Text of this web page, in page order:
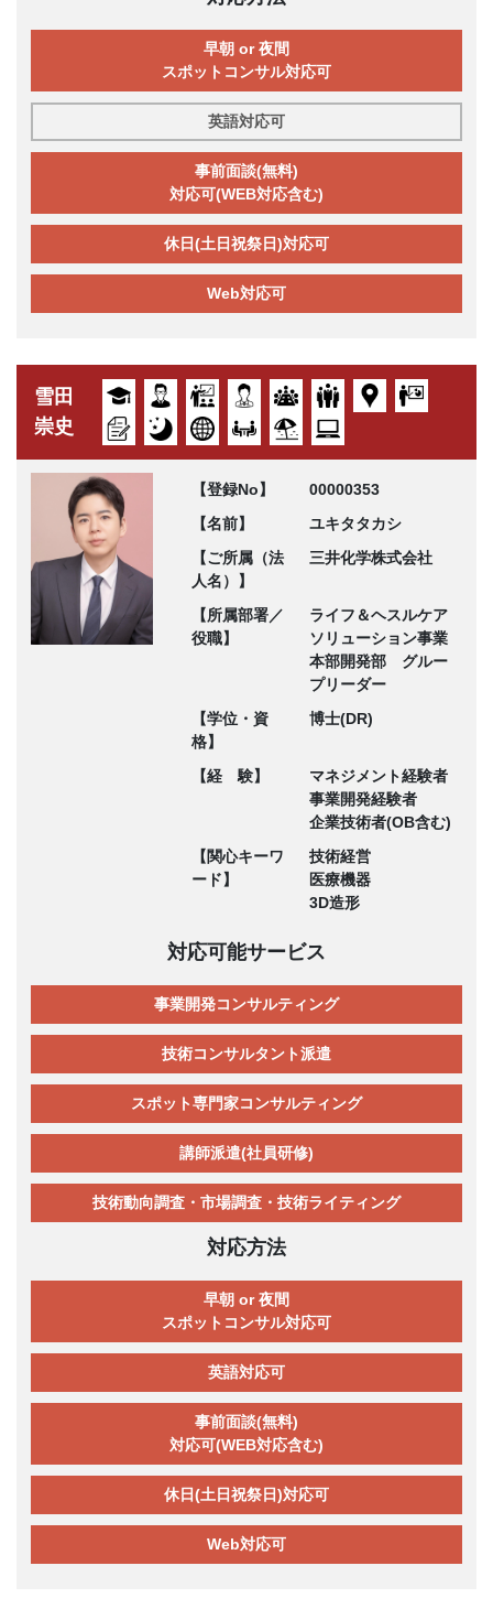
早朝 or 夜間
スポットコンサル対応可
英語対応可
事前面談(無料)
対応可(WEB対応含む)
休日(土日祝祭日)対応可
Web対応可
雪田
崇史
【登録No】
00000353
【名前】
ユキタタカシ
【ご所属（法
人名）】
三井化学株式会社
【所属部署／
役職】
ライフ＆ヘスルケア
ソリューション事業
本部開発部 グルー
プリーダー
【学位・資
格】
博士(DR)
【経 験】
マネジメント経験者
事業開発経験者
企業技術者(OB含む)
【関心キーワ
ード】
技術経営
医療機器
3D造形
対応可能サービス
事業開発コンサルティング
技術コンサルタント派遣
スポット専門家コンサルティング
講師派遣(社員研修)
技術動向調査・市場調査・技術ライティング
対応方法
早朝 or 夜間
スポットコンサル対応可
英語対応可
事前面談(無料)
対応可(WEB対応含む)
休日(土日祝祭日)対応可
Web対応可